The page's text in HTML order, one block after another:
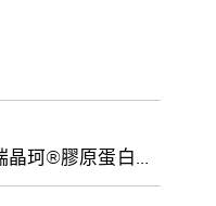
珂®膠原蛋白植